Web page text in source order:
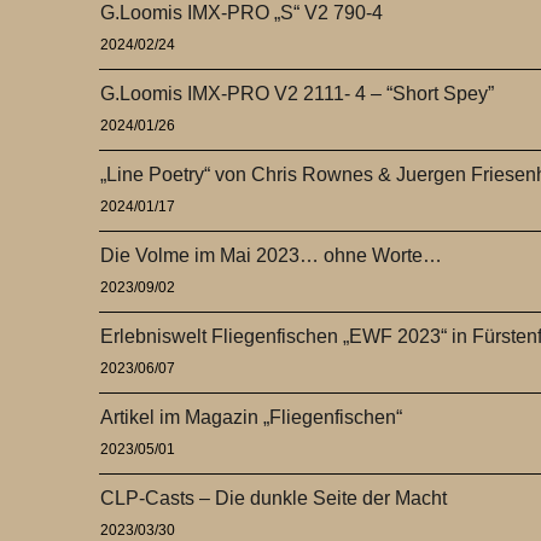
G.Loomis IMX-PRO „S“ V2 790-4
2024/02/24
G.Loomis IMX-PRO V2 2111- 4 – “Short Spey”
2024/01/26
„Line Poetry“ von Chris Rownes & Juergen
2024/01/17
Die Volme im Mai 2023… ohne Worte…
2023/09/02
Erlebniswelt Fliegenfischen „EWF 2023“ in
2023/06/07
Artikel im Magazin „Fliegenfischen“
2023/05/01
CLP-Casts – Die dunkle Seite der Macht
2023/03/30